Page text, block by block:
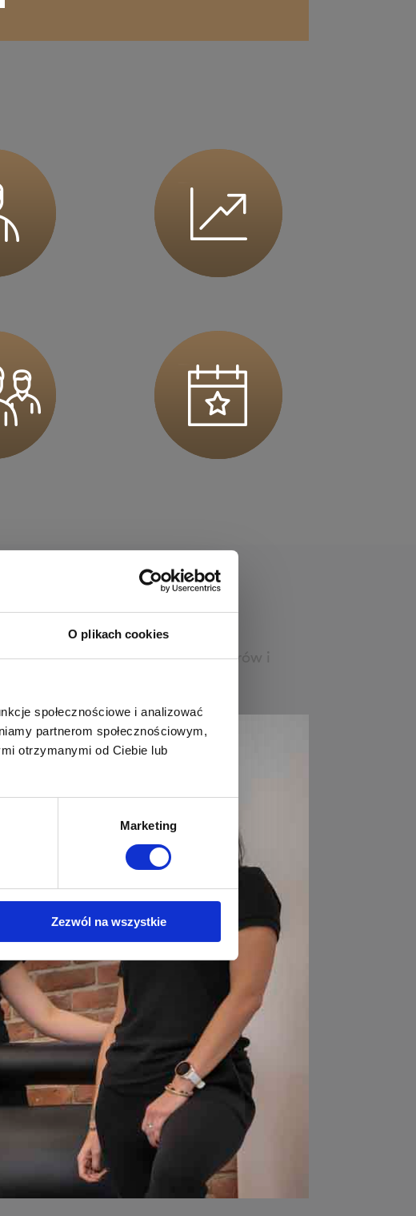
O plikach cookies
społecznościowe i analizować
partnerom społecznościowym,
otrzymanymi od Ciebie lub
Marketing
Zezwól na wszystkie
cele. Nasz zespół fizjotrenerów i